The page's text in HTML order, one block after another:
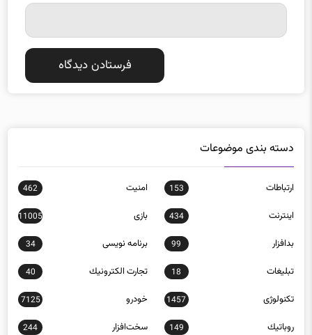
دسته بندی موضوعات
ارتباطات 153 امنيت 462
اينترنت 434 بازی 11005
بدافزار 99 برنامه نويسی 34
تبلیغات 18 تجارت الكترونيك 40
تکنولوژی 1457 خودرو 7125
روباتيك 149 سخت‌افزار 244